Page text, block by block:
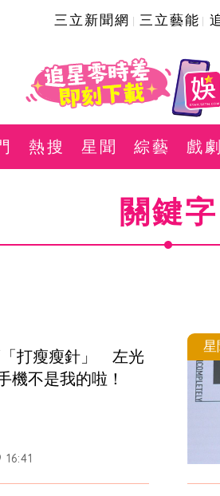
三立新聞網 三立藝能
熱搜 星聞 綜藝 戲劇
關鍵字
打瘦瘦針」　左光
機不是我的啦！
星